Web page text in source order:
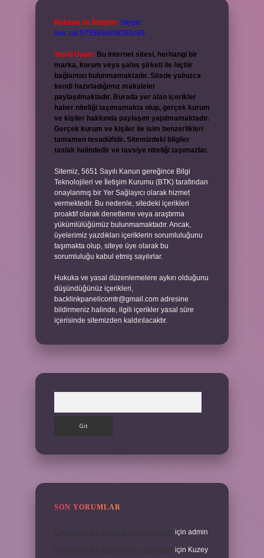
Reklam ve İletişim: Skype:
live:.cid.575569c608265c69
Yasal Uyarı: Bu internet sitesi, herhangi bir
marka, kurum veya şahıs şirketi ile hiçbir
bağlantısı bulunmamaktadır. Sitede yalnızca
kendi hazırladığımız makaleler
paylaşılmaktadır. Burada yer alan içerikler
haber niteliği taşımamakta olup, gerçek kurum
ve kişiler hakkında paylaşım yapılmamaktadır.
Gerçek kurum ve kişiler ile isim benzerlikleri
tamamen tesadüfidir. Sitemizdeki bilgiler
taslak halindedir ve tavsiye niteliği taşımazlar.
Sitemiz, 5651 Sayılı Kanun gereğince Bilgi
Teknolojileri ve İletişim Kurumu (BTK) tarafından
onaylanmış bir Yer Sağlayıcı olarak hizmet
vermektedir. Bu nedenle, sitedeki içerikleri
proaktif olarak denetleme veya araştırma
yükümlülüğümüz bulunmamaktadır. Ancak,
üyelerimiz yazdıkları içeriklerin sorumluluğunu
taşımakta olup, siteye üye olarak bu
sorumluluğu kabul etmiş sayılırlar.
Hukuka ve yasal düzenlemelere aykırı olduğunu
düşündüğünüz içerikleri,
backlinkpanelicomtr@gmail.com adresine
bildirmeniz halinde, ilgili içerikler yasal süre
içerisinde sitemizden kaldırılacaktır.
SON YORUMLAR
için admin
için Kuzey